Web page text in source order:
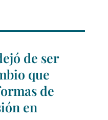
de ser
que
de
en